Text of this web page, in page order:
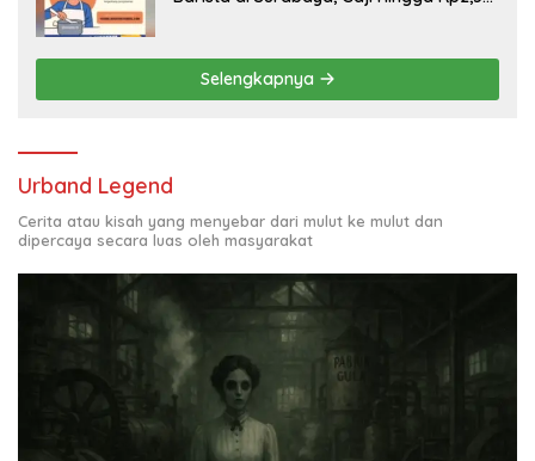
Selengkapnya
Urband Legend
Cerita atau kisah yang menyebar dari mulut ke mulut dan
dipercaya secara luas oleh masyarakat